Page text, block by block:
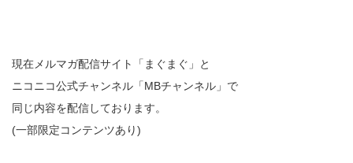
現在メルマガ配信サイト「まぐまぐ」と
ニコニコ公式チャンネル「MBチャンネル」で
同じ内容を配信しております。
(一部限定コンテンツあり)